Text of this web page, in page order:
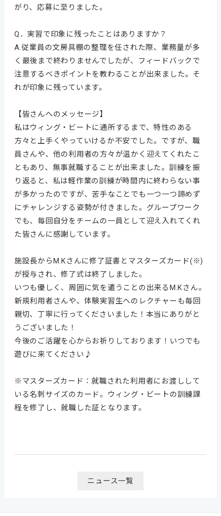
がり、応募に至りました。
Q．実習で印象に残ったことはありますか？
A.従業員の文房具棚の整理を任された際、業務量が多
く最後まで終わりませんでしたが、フィードバックで
注意するべきポイントを教わることが出来ました。そ
れが印象に残っています。
【皆さんへのメッセージ】
私はウィング・ビートに通所するまで、特性のある
方々と上手くやっていけるか不安でした。ですが、職
員さんや、他の利用者の方々が温かく迎えてくれたこ
ともあり、無事就職することが出来ました。訓練を振
り返ると、私は軽作業の訓練が時間内に終わらない事
が多かったのですが、苦手なことでも一つ一つ諦めず
にチャレンジする姿勢が付きました。グループワーク
でも、毎回自分をチームの一員として迎え入れてくれ
た皆さんに感謝しています。
施設長からM.Kさんに修了証書とマスターズカード(※)
が授与され、修了式は終了しました。
いつも優しく、周囲に気を遣うことの出来るM.Kさん。
新規利用者さんや、体験実習生へのレクチャーも毎回
親切、丁寧に行ってくださいました！本当にありがと
うございました！
今後のご活躍を心からお祈りしております！いつでも
遊びに来てください♪
※マスターズカード：就職された利用者にお渡しして
いる名刺サイズのカード。ウィング・ビートの訓練課
程を修了し、就職した証となります。
ニュース一覧